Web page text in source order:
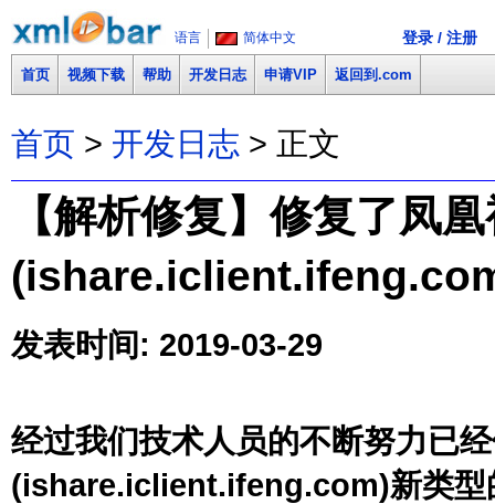
语言 简体中文 登录 / 注册
首页 视频下载 帮助 开发日志 申请VIP 返回到.com
首页 > 开发日志 > 正文
【解析修复】修复了凤
发表时间: 2019-03-29
经过我们技术人员的不断努力已
(ishare.iclient.ifeng.com)新类型